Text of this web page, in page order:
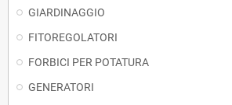
GIARDINAGGIO
FITOREGOLATORI
FORBICI PER POTATURA
GENERATORI